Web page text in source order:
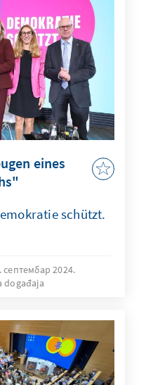
eines
schützt.
септембар 2024.
događaja